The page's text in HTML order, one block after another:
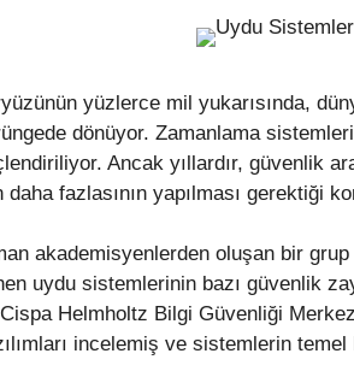
yüzlerce mil yukarısında,
dönüyor. Zamanlama
Ancak yıllardır, güvenlik
daha fazlasının yapılması gerektiği
akademisyenlerden oluşan bir grup
uydu sistemlerinin bazı güvenlik
Helmholtz Bilgi Güvenliği
incelemiş ve sistemlerin